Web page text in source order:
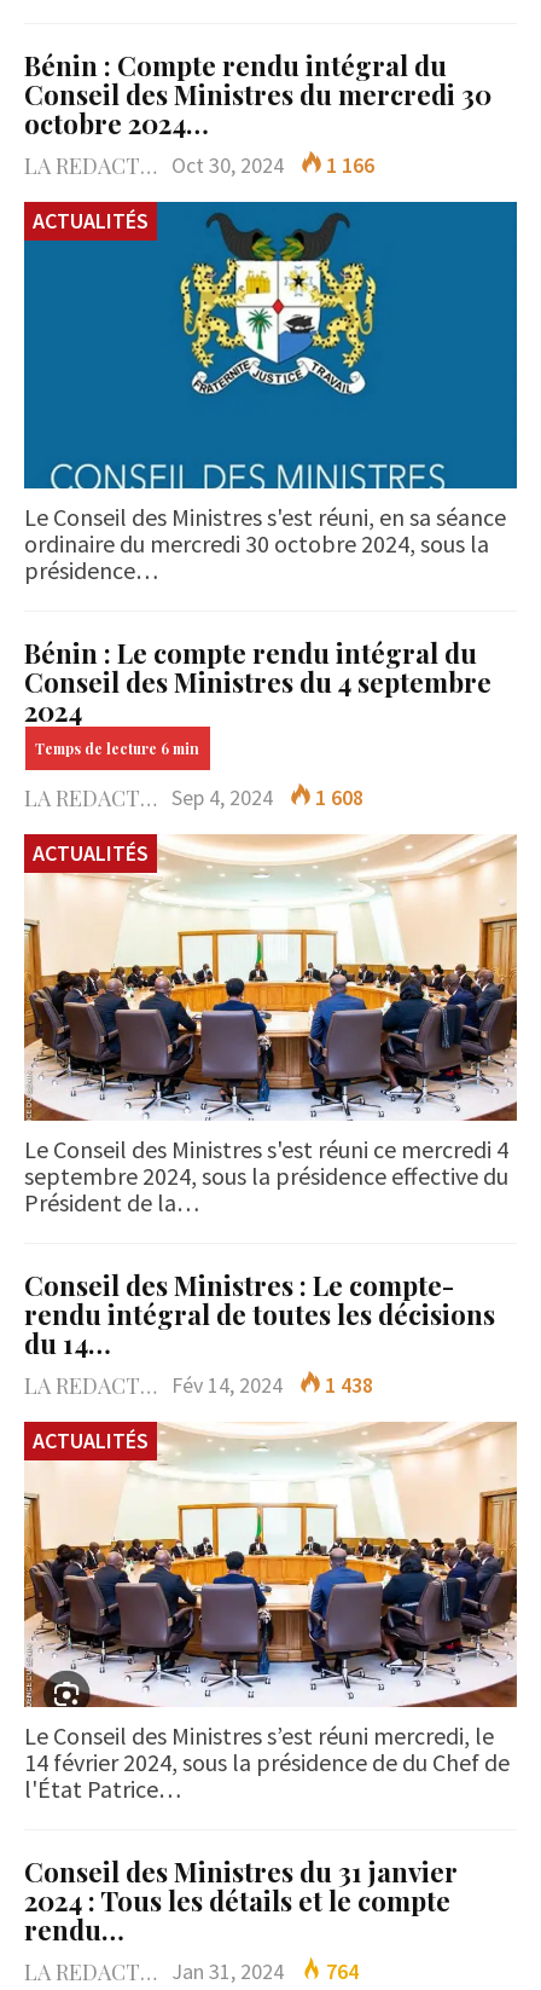
Bénin : Compte rendu intégral du
Conseil des Ministres du mercredi 30
octobre 2024…
LA REDACTION Oct 30, 2024
1 166
ACTUALITÉS
Le Conseil des Ministres s'est réuni, en sa séance
ordinaire du mercredi 30 octobre 2024, sous la
présidence…
Bénin : Le compte rendu intégral du
Conseil des Ministres du 4 septembre
2024
LA REDACTION Sep 4, 2024
1 608
ACTUALITÉS
Le Conseil des Ministres s'est réuni ce mercredi 4
septembre 2024, sous la présidence effective du
Président de la…
Conseil des Ministres : Le compte-
rendu intégral de toutes les décisions
du 14…
LA REDACTION Fév 14, 2024
1 438
ACTUALITÉS
Le Conseil des Ministres s’est réuni mercredi, le
14 février 2024, sous la présidence de du Chef de
l'État Patrice…
Conseil des Ministres du 31 janvier
2024 : Tous les détails et le compte
rendu…
LA REDACTION Jan 31, 2024 764